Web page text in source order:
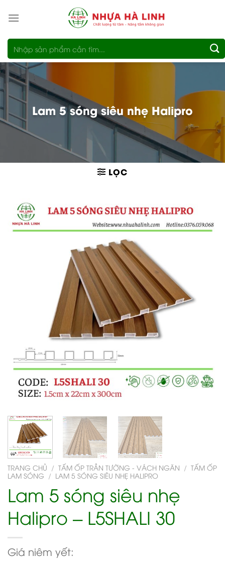
qua
dungTìm
kiếm:
Lam 5 sóng siêu nhẹ Halipro
LỌC
TRANG CHỦ / TẤM ỐP TRẦN TƯỜNG - VÁCH NGĂN / TẤM ỐP
LAM SÓNG / LAM 5 SÓNG SIÊU NHẸ HALIPRO
Lam 5 sóng siêu nhẹ
Halipro – L5SHALI 30
Giá niêm yết: